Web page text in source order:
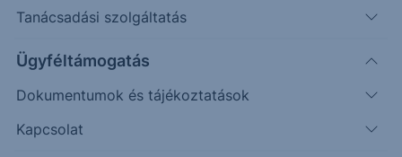
Tanácsadási szolgáltatás
Ügyféltámogatás
Dokumentumok és tájékoztatások
Kapcsolat
trendszint utolsó hulláma befejeződött. A két
Egyelőre nincs megfelelő bizonyosságú adat, hogy
a kettő között megfelelő magabiztossággal